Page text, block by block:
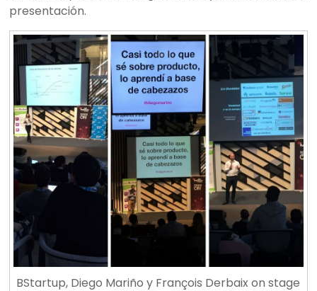
presentación.
BStartup, Diego Mariño y François Derbaix on stage